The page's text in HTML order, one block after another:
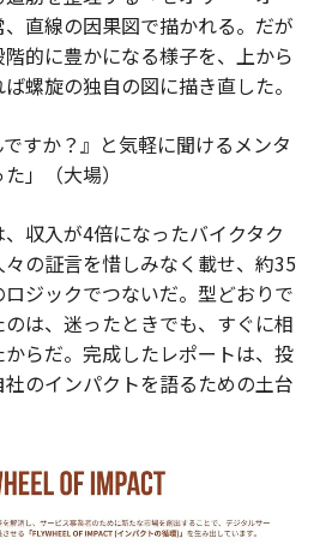
直線の因果図で描かれる。だが
的に豊かになる様子を、上から
螺旋の独自の図に描き直した。
ですか？』と気軽に聞けるメンタ
」（大場）
収入が4倍になったバイクタク
の証言を惜しみなく載せ、約35
ジックでつないだ。型どおりで
は、迷ったときでも、すぐに相
らだ。完成したレポートは、投
のインパクトを語るための土台